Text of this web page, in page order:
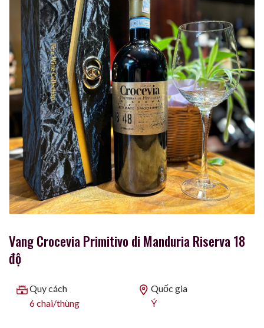
Vang Crocevia Primitivo di Manduria Riserva 18
độ
Quy cách
6 chai/thùng
Quốc gia
Ý